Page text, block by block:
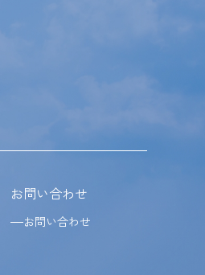
お問い合わせ
お問い合わせ